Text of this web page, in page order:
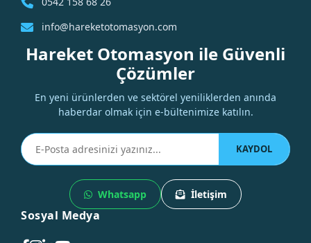
info@hareketotomasyon.com
Hareket Otomasyon ile Güvenli
Çözümler
En yeni ürünlerden ve sektörel yeniliklerden anında
haberdar olmak için e-bültenimize katılın.
KAYDOL
Whatsapp İletişim
Sosyal Medya